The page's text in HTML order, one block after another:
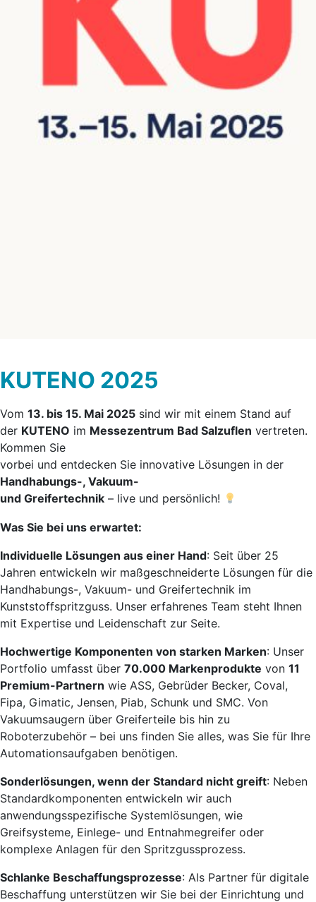
KUTENO 2025
Vom 13. bis 15. Mai 2025 sind wir mit einem Stand auf
der KUTENO im Messezentrum Bad Salzuflen vertreten.
Kommen Sie
vorbei und entdecken Sie innovative Lösungen in der
Handhabungs-, Vakuum-
und Greifertechnik – live und persönlich!
Was Sie bei uns erwartet:
Individuelle Lösungen aus einer Hand: Seit über 25
Jahren entwickeln wir maßgeschneiderte Lösungen für die
Handhabungs-, Vakuum- und Greifertechnik im
Kunststoffspritzguss. Unser erfahrenes Team steht Ihnen
mit Expertise und Leidenschaft zur Seite.
Hochwertige Komponenten von starken Marken: Unser
Portfolio umfasst über 70.000 Markenprodukte von 11
Premium-Partnern wie ASS, Gebrüder Becker, Coval,
Fipa, Gimatic, Jensen, Piab, Schunk und SMC. Von
Vakuumsaugern über Greiferteile bis hin zu
Roboterzubehör – bei uns finden Sie alles, was Sie für Ihre
Automationsaufgaben benötigen.
Sonderlösungen, wenn der Standard nicht greift: Neben
Standardkomponenten entwickeln wir auch
anwendungsspezifische Systemlösungen, wie
Greifsysteme, Einlege- und Entnahmegreifer oder
komplexe Anlagen für den Spritzgussprozess.
Schlanke Beschaffungsprozesse: Als Partner für digitale
Beschaffung unterstützen wir Sie bei der Einrichtung und